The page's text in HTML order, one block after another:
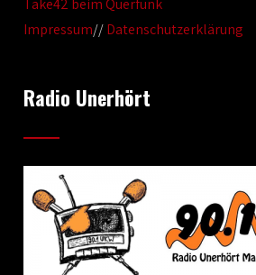
Take42 beim Querfunk
Impressum//Datenschutzerklärung
Radio Unerhört